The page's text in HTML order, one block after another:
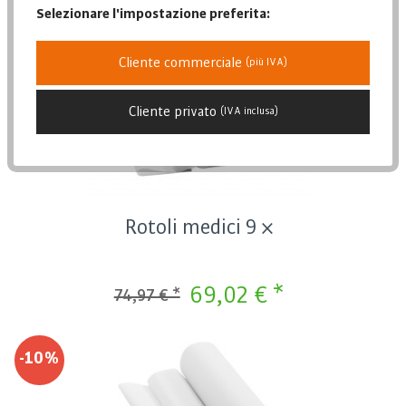
Data di pubblicazione
Popolarità
Prezzo più basso
Prezzo più alto
Descrizione dell'articolo
Rotoli medici 9 ×
69,02 € *
74,97 € *
-10%
Selezionare l'impostazione preferita:
Cliente commerciale (più IVA)
Cliente privato (IVA inclusa)